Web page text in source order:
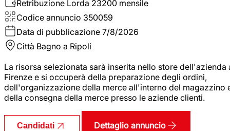
Retribuzione Lorda 23200 mensile
Codice annuncio 350059
Data di pubblicazione 7/8/2026
Città Bagno a Ripoli
La risorsa selezionata sarà inserita nello store dell'azienda
Firenze e si occuperà della preparazione degli ordini,
dell'organizzazione della merce all'interno del magazzino
della consegna della merce presso le aziende clienti.
Candidati Dettaglio annuncio